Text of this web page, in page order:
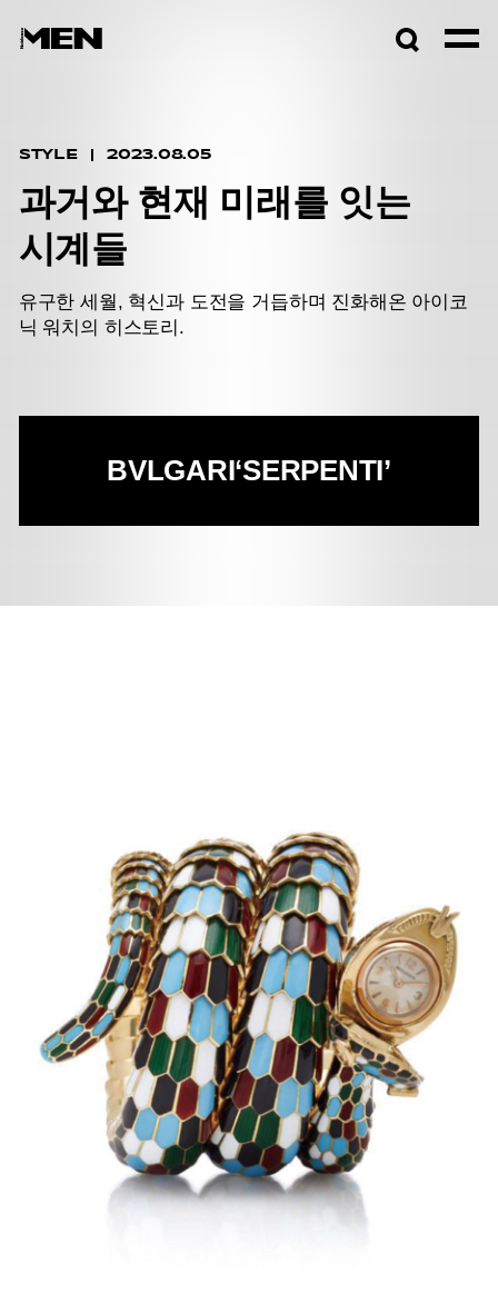
STYLE 2023.08.05
과거와 현재 미래를 잇는
시계들
유구한 세월, 혁신과 도전을 거듭하며 진화해온 아이코
닉 워치의 히스토리.
BVLGARI‘SERPENTI’